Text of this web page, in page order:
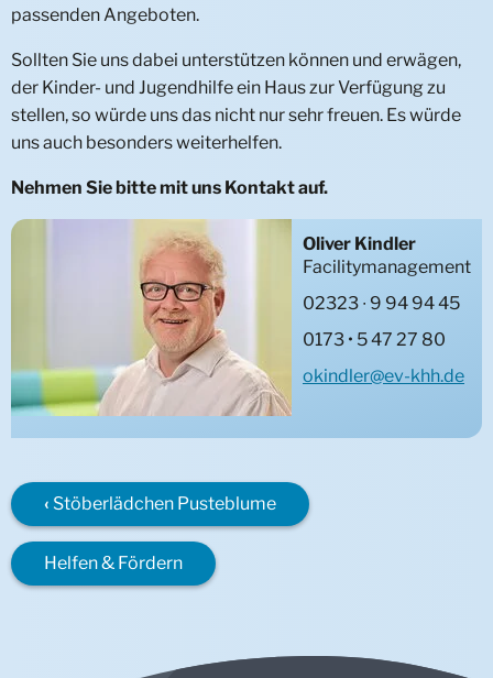
passenden Angeboten.
Sollten Sie uns dabei unter­stützen können und erwägen,
der Kinder- und Jugend­hilfe ein Haus zur Verfü­gung zu
stellen, so würde uns das nicht nur sehr freuen. Es würde
uns auch beson­ders weiter­helfen.
Nehmen Sie bitte mit uns Kontakt auf.
Oliver Kindler
Facilitymanagement
02323 ∙ 9 94 94 45
0173 • 5 47 27 80
okindler@ev-khh.de
Stöberlädchen Pusteblume
Helfen & Fördern